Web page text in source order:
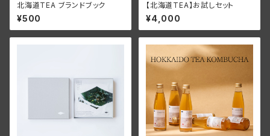
北海道TEA ブランドブック
¥500
【北海道TEA】お試しセット
¥4,000